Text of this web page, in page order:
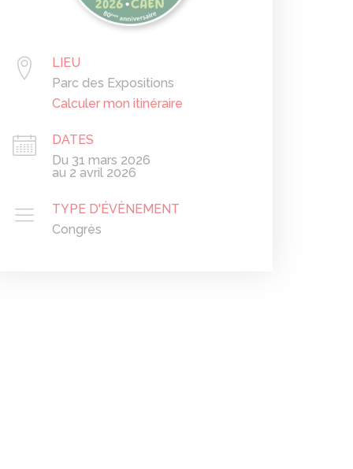
LIEU
Parc des Expositions
Calculer mon itinéraire
DATES
Du 31 mars 2026
au 2 avril 2026
TYPE D'ÉVÈNEMENT
Congrès